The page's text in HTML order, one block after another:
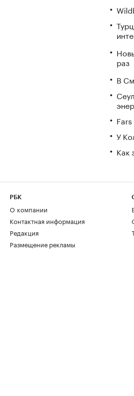
раз
В
У
Как
РБК
О компании
Контактная информация
Редакция
Размещение рекламы